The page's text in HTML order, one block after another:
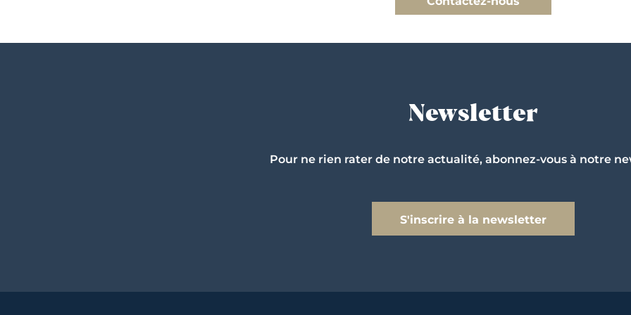
Newsletter
Pour ne rien rater de notre actualité, abonnez-vous à notre
S'inscrire à la newsletter